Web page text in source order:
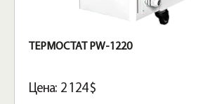
ТЕРМОСТАТ PW-1220
Цена: 2 124 $